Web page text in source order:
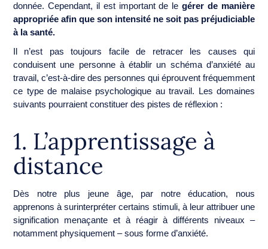
donnée. Cependant, il est important de legérer de manière
appropriée afin que son intensité ne soit pas préjudiciable
à la santé.
Il n’est pas toujours facile de retracer les causes qui
conduisent une personne à établir un schéma d’anxiété au
travail, c’est-à-dire des personnes qui éprouvent fréquemment
ce type de malaise psychologique au travail. Les domaines
suivants pourraient constituer des pistes de réflexion :
1. L’apprentissage à
distance
Dès notre plus jeune âge, par notre éducation, nous
apprenons à surinterpréter certains stimuli, à leur attribuer une
signification menaçante et à réagir à différents niveaux –
notamment physiquement – sous forme d’anxiété.